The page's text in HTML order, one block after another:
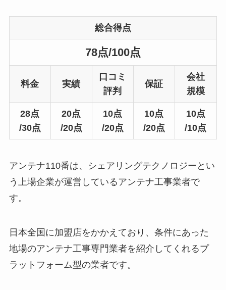
総合得点
78点/100点
料金 実績
口コミ
評判
保証
会社
規模
28点
/30点
20点
/20点
10点
/20点
10点
/20点
10点
/10点
アンテナ110番は、シェアリングテクノロジーとい
う上場企業が運営しているアンテナ工事業者で
す。
日本全国に加盟店をかかえており、条件にあった
地場のアンテナ工事専門業者を紹介してくれるプ
ラットフォーム型の業者です。